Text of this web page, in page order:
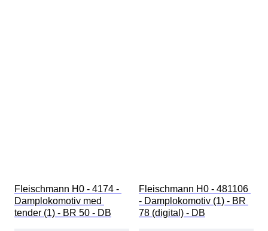
Fleischmann H0 - 4174 -
Damplokomotiv med
tender (1) - BR 50 - DB
Fleischmann H0 - 481106
- Damplokomotiv (1) - BR
78 (digital) - DB